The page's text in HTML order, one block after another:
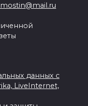
данных с
LiveInternet,